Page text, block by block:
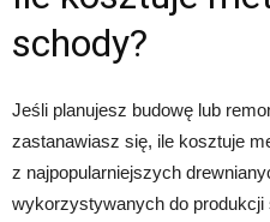
schody?
Jeśli planujesz budowę lub
zastanawiasz się, ile kosztuje
z najpopularniejszych
wykorzystywanych do produkcji